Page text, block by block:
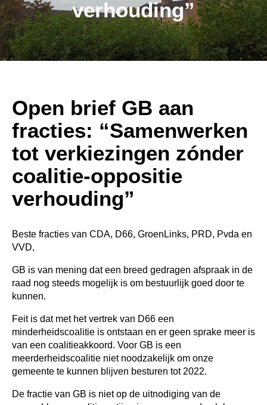
verhouding”
Open brief GB aan
fracties: “Samenwerken
tot verkiezingen zónder
coalitie-oppositie
verhouding”
Beste fracties van CDA, D66, GroenLinks, PRD, Pvda en
VVD,
GB is van mening dat een breed gedragen afspraak in de
raad nog steeds mogelijk is om bestuurlijk goed door te
kunnen.
Feit is dat met het vertrek van D66 een
minderheidscoalitie is ontstaan en er geen sprake meer is
van een coalitieakkoord. Voor GB is een
meerderheidscoalitie niet noodzakelijk om onze
gemeente te kunnen blijven besturen tot 2022.
De fractie van GB is niet op de uitnodiging van de